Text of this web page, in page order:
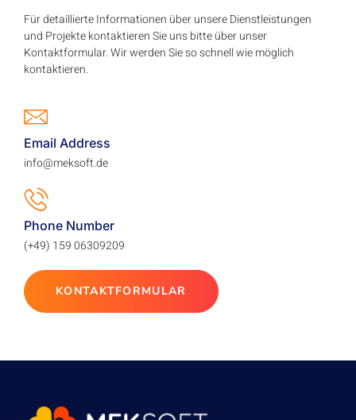
Für detaillierte Informationen über unsere Dienstleistungen
und Projekte kontaktieren Sie uns bitte über unser
Kontaktformular. Wir werden Sie so schnell wie möglich
kontaktieren.
Email Address
info@meksoft.de
Phone Number
(+49) 159 06309209
KONTAKTFORMULAR